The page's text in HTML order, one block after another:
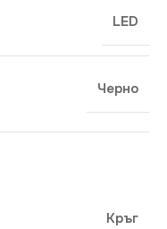
LED
Черно
Кръг